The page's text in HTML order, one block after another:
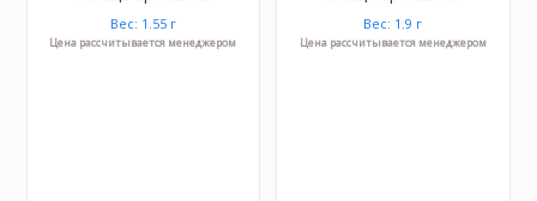
Вес: 1.55 г
Цена рассчитывается менеджером
Вес: 1.9 г
Цена рассчитывается менеджером